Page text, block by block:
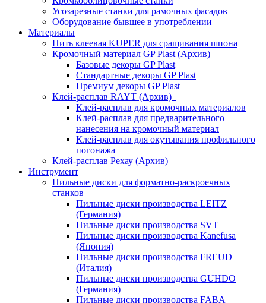
Усозарезные станки для рамочных фасадов
Оборудование бывшее в употреблении
Материалы
Нить клеевая KUPER для сращивания шпона
Кромочный материал GP Plast (Архив)
Базовые декоры GP Plast
Стандартные декоры GP Plast
Премиум декоры GP Plast
Клей-расплав RAYT (Архив)
Клей-расплав для кромочных материалов
Клей-расплав для предварительного
нанесения на кромочный материал
Клей-расплав для окутывания профильного
погонажа
Клей-расплав Рехау (Архив)
Инструмент
Пильные диски для форматно-раскроечных
станков
Пильные диски производства LEITZ
(Германия)
Пильные диски производства SVT
Пильные диски производства Kanefusa
(Япония)
Пильные диски производства FREUD
(Италия)
Пильные диски производства GUHDO
(Германия)
Пильные диски производства FABA